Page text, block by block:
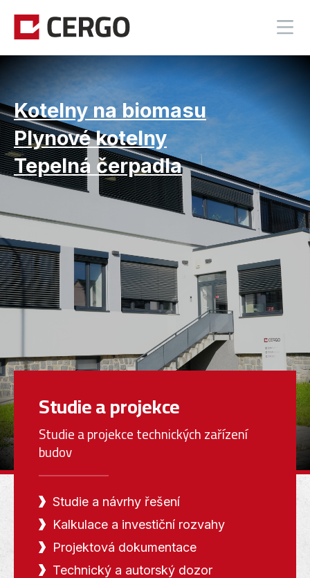
Kotelny na biomasu
Plynové kotelny
Tepelná čerpadla
Studie a projekce
Studie a projekce technických zařízení
budov
Studie a návrhy řešení
Kalkulace a investiční rozvahy
Projektová dokumentace
Technický a autorský dozor